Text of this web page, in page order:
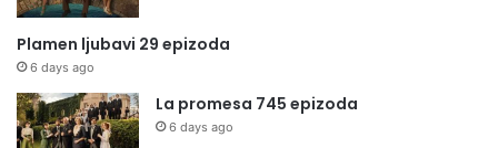
Plamen ljubavi 29 epizoda
6 days ago
La promesa 745 epizoda
6 days ago